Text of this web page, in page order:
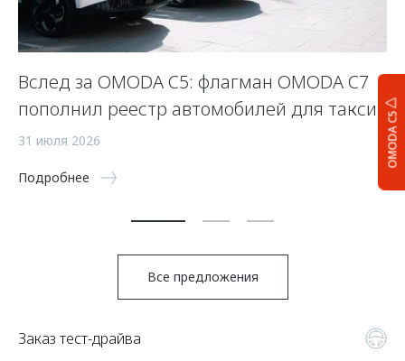
OMODA C5
Вслед за OMODA C5: флагман OMODA C7
пополнил реестр автомобилей для такси
31 июля 2026
Подробнее
5
Все предложения
Заказ тест-драйва